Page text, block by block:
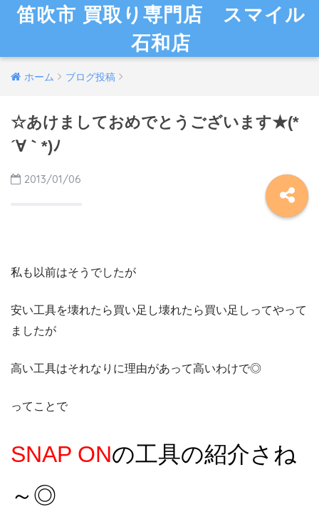
笛吹市 買取り専門店 スマイル
石和店
ホーム ブログ投稿
☆あけましておめでとうございます★(*
´∀｀*)ﾉ
2013/01/06
私も以前はそうでしたが
安い工具を壊れたら買い足し壊れたら買い足しってやって
ましたが
高い工具はそれなりに理由があって高いわけで◎
ってことで
SNAP ONの工具の紹介さね
～◎